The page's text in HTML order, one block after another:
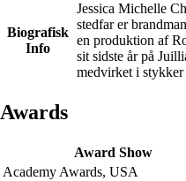
Biografisk
Info
Jessica Michelle
stedfar er
en produktion af
sit sidste år på
medvirket i
Awards
Award Show
Academy Awards, USA